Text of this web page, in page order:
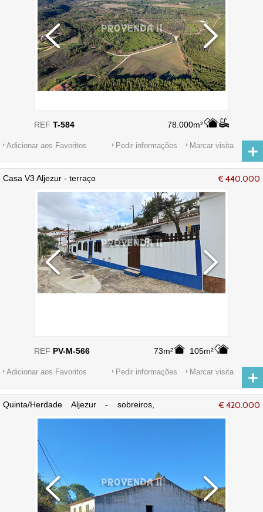
78.000m²
REF T-584
Adicionar aos Favoritos Marcar visita
Pedir informações
€ 440.000
Casa V3 Aljezur - terraço
73m² 105m²
REF PV-M-566
Adicionar aos Favoritos Marcar visita
Pedir informações
€ 420.000
Quinta/Herdade Aljezur - sobreiros,